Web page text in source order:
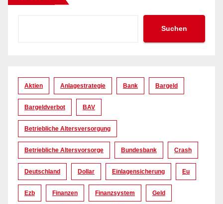
Suchen
Aktien Anlagestrategie Bank Bargeld
Bargeldverbot BAV
Betriebliche Altersversorgung
Betriebliche Altersvorsorge Bundesbank Crash
Deutschland Dollar Einlagensicherung Eu
Ezb Finanzen Finanzsystem Geld